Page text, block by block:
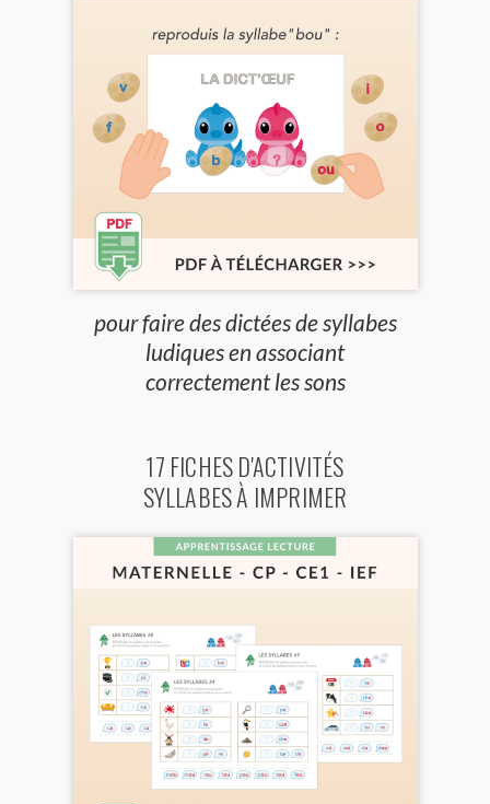
pour faire des dictées de syllabes
ludiques en associant
correctement les sons
17 FICHES D'ACTIVITÉS
SYLLABES À IMPRIMER